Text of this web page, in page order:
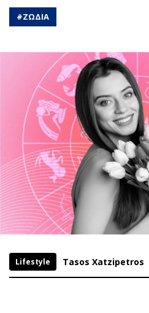
#ΖΩΔΙΑ
Lifestyle Tasos Xatzipetros